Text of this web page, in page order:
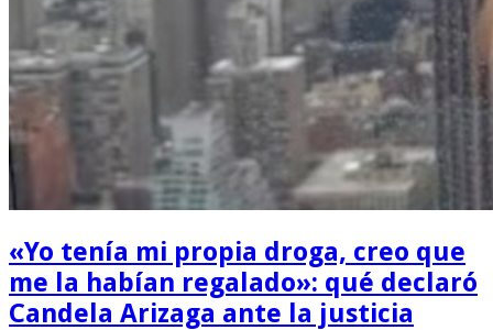
«Yo tenía mi propia droga, creo que
me la habían regalado»: qué declaró
Candela Arizaga ante la justicia